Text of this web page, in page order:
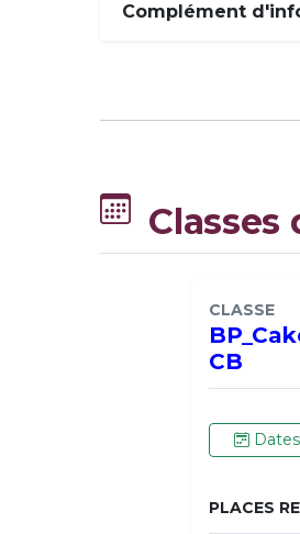
Complément
Classes
CLASSE
CB
Dates
PLACES